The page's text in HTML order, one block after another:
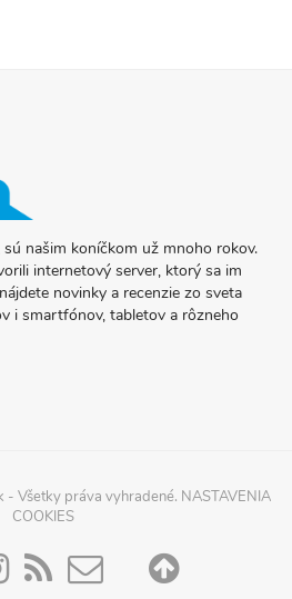
sú našim koníčkom už mnoho rokov.
internetový server, ktorý sa im
novinky a recenzie zo sveta
i smartfónov, tabletov a rôzneho
- Všetky práva vyhradené. NASTAVENIA
COOKIES